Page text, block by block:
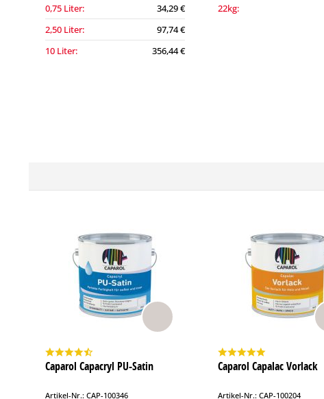
0,75 Liter:
34,29 €
2,50 Liter:
97,74 €
10 Liter:
356,44 €
22kg:
Caparol Capacryl PU-Satin
Artikel-Nr.: CAP-100346
Caparol Capalac Vorlack
Artikel-Nr.: CAP-100204